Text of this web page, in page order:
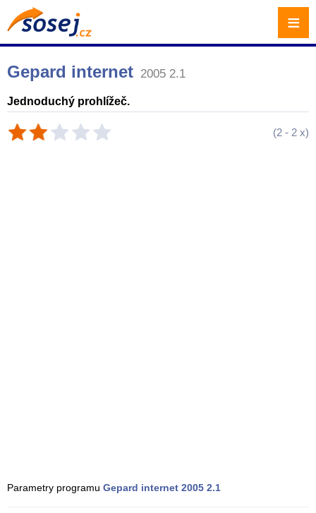
Gepard internet 2005 2.1
Jednoduchý prohlížeč.
(2 - 2 x)
Parametry programu Gepard internet 2005 2.1
≡